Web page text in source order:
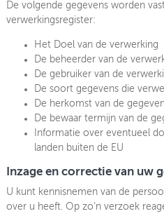
De volgende gegevens worden
verwerkingsregister:
Het Doel van de verwerking
De beheerder van de
De gebruiker van de
De soort gegevens die
De herkomst van de
De bewaar termijn van de
Informatie over eventueel
landen buiten de EU
Inzage en correctie van uw
U kunt kennisnemen van de
over u heeft. Op zo’n verzoek